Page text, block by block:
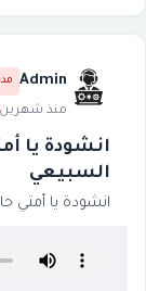
Admin
منذ شهرين·
انشودة يا
السبيعي
انشودة يا أمتي